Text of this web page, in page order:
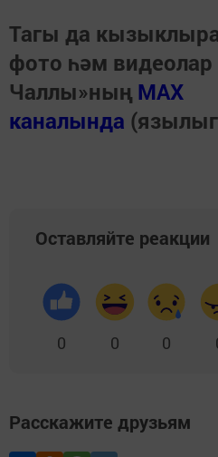
Тагы да
фото һәм
Чаллы»ның MAX
каналында
Оставляйте реакции
0 0 0
Расскажите друзьям